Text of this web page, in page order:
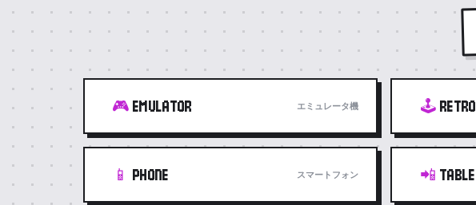
🎮 EMULATOR エミュレータ機 🕹️ RETRO
📱 PHONE スマートフォン 📲